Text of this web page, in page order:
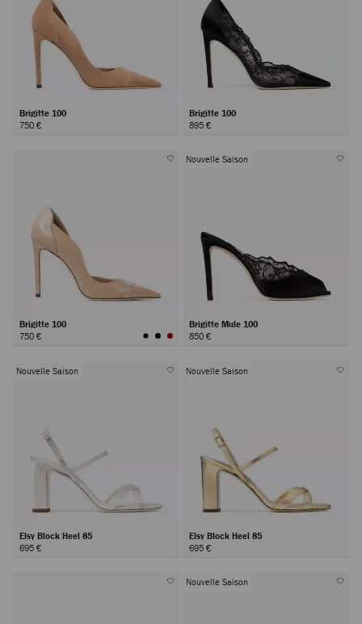
Brigitte 100
750 €
Brigitte 100
895 €
Brigitte 100
750 €
Nouvelle Saison
Brigitte Mule 100
850 €
Nouvelle Saison
Elsy Block Heel 85
695 €
Nouvelle Saison
Elsy Block Heel 85
695 €
Nouvelle Saison